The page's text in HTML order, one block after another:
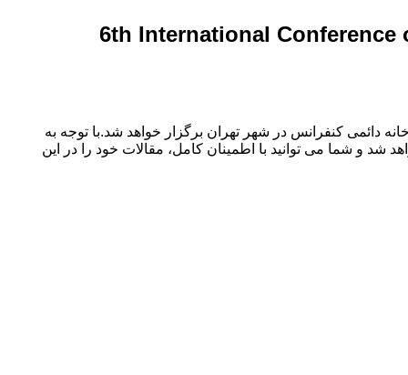
6th International
های پژوهش در مهندسی کشاورزی، منابع طبیعی و محیط زیست در تاریخ ۲۶ مهر ۱۴۰۳ توسط ،دبیرخانه دائمی کنفرانس در شهر تهران برگزار خواهد شد.با توجه به
شد و شما می توانید با اطمینان کامل، مقالات خود را در این